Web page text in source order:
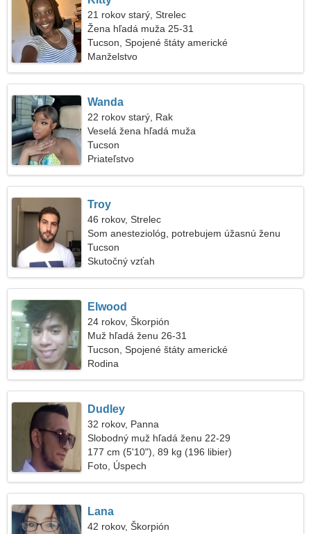
21 rokov starý, Strelec
Žena hľadá muža 25-31
Tucson, Spojené štáty americké
Manželstvo
Wanda
22 rokov starý, Rak
Veselá žena hľadá muža
Tucson
Priateľstvo
Troy
46 rokov, Strelec
Som anesteziológ, potrebujem úžasnú ženu
Tucson
Skutočný vzťah
Elwood
24 rokov, Škorpión
Muž hľadá ženu 26-31
Tucson, Spojené štáty americké
Rodina
Dudley
32 rokov, Panna
Slobodný muž hľadá ženu 22-29
177 cm (5'10"), 89 kg (196 libier)
Foto, Úspech
Lana
42 rokov, Škorpión